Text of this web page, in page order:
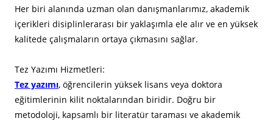
Her biri alanında uzman olan danışmanlarımız, akademik
içerikleri disiplinlerarası bir yaklaşımla ele alır ve en yüksek
kalitede çalışmaların ortaya çıkmasını sağlar.
Tez Yazımı Hizmetleri:
Tez yazımı, öğrencilerin yüksek lisans veya doktora
eğitimlerinin kilit noktalarından biridir. Doğru bir
metodoloji, kapsamlı bir literatür taraması ve akademik